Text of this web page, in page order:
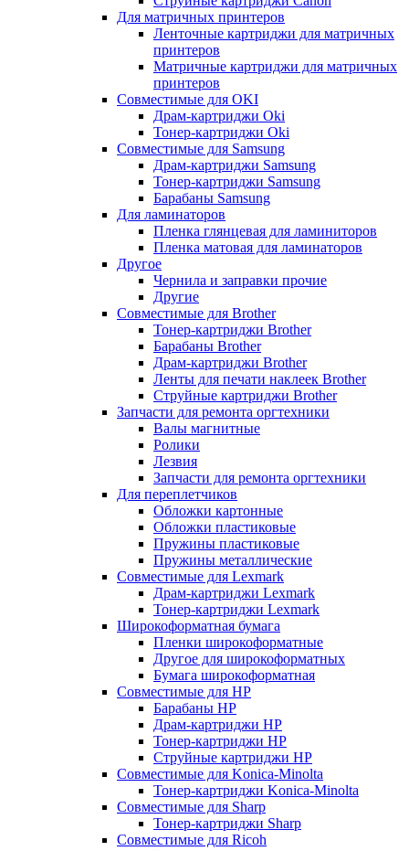
Для матричных принтеров
Ленточные картриджи для матричных
принтеров
Матричные картриджи для матричных
принтеров
Совместимые для OKI
Драм-картриджи Oki
Тонер-картриджи Oki
Совместимые для Samsung
Драм-картриджи Samsung
Тонер-картриджи Samsung
Барабаны Samsung
Для ламинаторов
Пленка глянцевая для ламиниторов
Пленка матовая для ламинаторов
Другое
Чернила и заправки прочие
Другие
Совместимые для Brother
Тонер-картриджи Brother
Барабаны Brother
Драм-картриджи Brother
Ленты для печати наклеек Brother
Струйные картриджи Brother
Запчасти для ремонта оргтехники
Валы магнитные
Ролики
Лезвия
Запчасти для ремонта оргтехники
Для переплетчиков
Обложки картонные
Обложки пластиковые
Пружины пластиковые
Пружины металлические
Совместимые для Lexmark
Драм-картриджи Lexmark
Тонер-картриджи Lexmark
Широкоформатная бумага
Пленки широкоформатные
Другое для широкоформатных
Бумага широкоформатная
Совместимые для HP
Барабаны HP
Драм-картриджи HP
Тонер-картриджи HP
Струйные картриджи HP
Совместимые для Konica-Minolta
Тонер-картриджи Konica-Minolta
Совместимые для Sharp
Тонер-картриджи Sharp
Совместимые для Ricoh